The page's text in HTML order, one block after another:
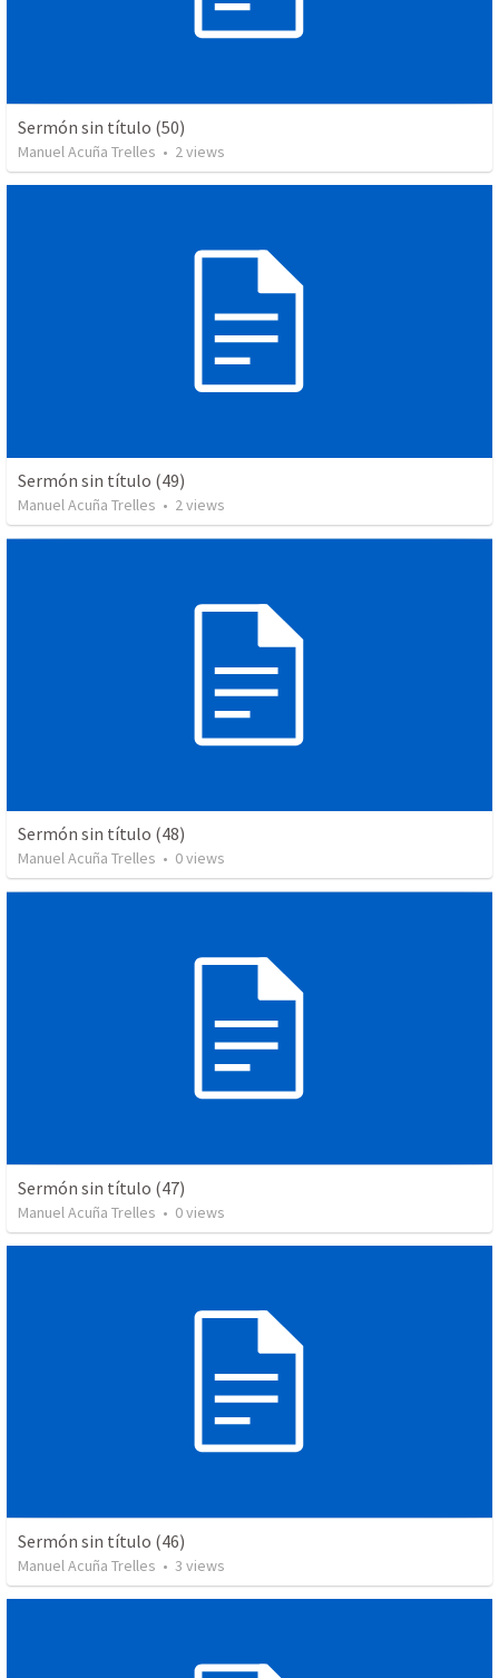
Sermón sin título (50)
Manuel Acuña Trelles • 2views
Sermón sin título (49)
Manuel Acuña Trelles • 2views
Sermón sin título (48)
Manuel Acuña Trelles • 0views
Sermón sin título (47)
Manuel Acuña Trelles • 0views
Sermón sin título (46)
Manuel Acuña Trelles • 3 views